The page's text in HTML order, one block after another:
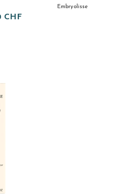
CHF
Embryolisse